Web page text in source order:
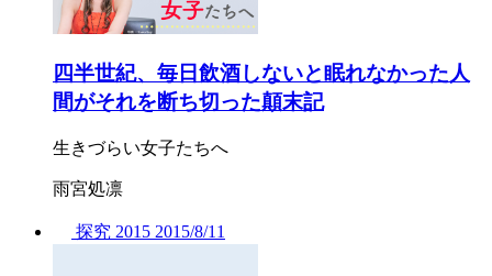
四半世紀、毎日飲酒しないと眠れなかった人
間がそれを断ち切った顛末記
生きづらい女子たちへ
雨宮処凛
探究 2015 2015/8/11